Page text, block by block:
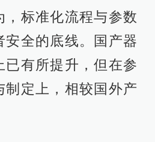
，标准化流程与参数
安全的底线。国产器
已有所提升，但在参
制定上，相较国外产